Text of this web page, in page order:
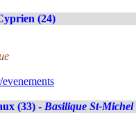
(24)
(33) - Basilique St-Michel